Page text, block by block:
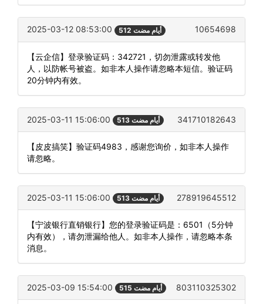
2025-03-12 08:53:00 512 أيام مضت 10654698
【云企信】登录验证码：342721，切勿泄露或转发他
人，以防帐号被盗。如非本人操作请忽略本短信。验证码
20分钟内有效。
2025-03-11 15:06:00 513 أيام مضت 341710182643
【皮皮搞笑】验证码4983，感谢您询价，如非本人操作
请忽略。
2025-03-11 15:06:00 513 أيام مضت 278919645512
【宁波银行直销银行】您的登录验证码是：6501（5分钟
内有效），请勿泄漏给他人。如非本人操作，请忽略本条
消息。
2025-03-09 15:54:00 515 أيام مضت 803110325302